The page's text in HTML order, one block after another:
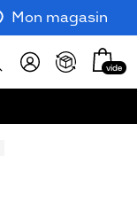
Mon magasin
Mon
panier
vide